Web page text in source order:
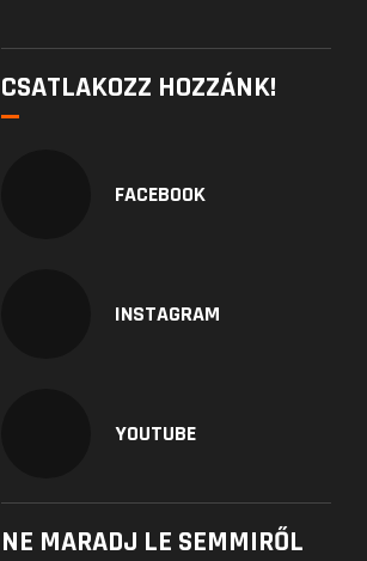
CSATLAKOZZ HOZZÁNK!
FACEBOOK
INSTAGRAM
YOUTUBE
NE MARADJ LE SEMMIRŐL